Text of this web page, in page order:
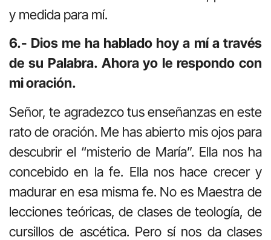
y medida para mí.
6.- Dios me ha hablado hoy a mí a través
de su Palabra. Ahora yo le respondo con
mi oración.
Señor, te agradezco tus enseñanzas en este
rato de oración. Me has abierto mis ojos para
descubrir el “misterio de María”. Ella nos ha
concebido en la fe. Ella nos hace crecer y
madurar en esa misma fe. No es Maestra de
lecciones teóricas, de clases de teología, de
cursillos de ascética. Pero sí nos da clases